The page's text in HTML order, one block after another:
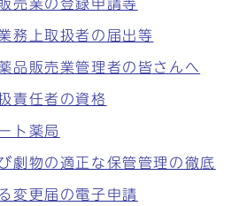
売業の登録申請等
務上取扱者の届出等
品販売業管理者の皆さんへ
責任者の資格
ト薬局
劇物の適正な保管管理の徹底
変更届の電子申請